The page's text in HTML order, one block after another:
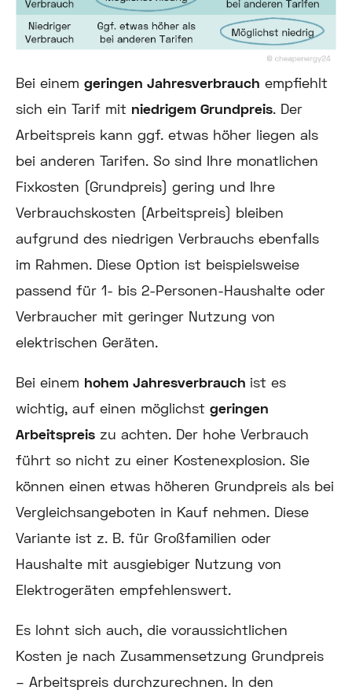
Bei einem geringen Jahresverbrauch empfiehlt
sich ein Tarif mit niedrigem Grundpreis. Der
Arbeitspreis kann ggf. etwas höher liegen als
bei anderen Tarifen. So sind Ihre monatlichen
Fixkosten (Grundpreis) gering und Ihre
Verbrauchskosten (Arbeitspreis) bleiben
aufgrund des niedrigen Verbrauchs ebenfalls
im Rahmen. Diese Option ist beispielsweise
passend für 1- bis 2-Personen-Haushalte oder
Verbraucher mit geringer Nutzung von
elektrischen Geräten.
Bei einem hohem Jahresverbrauch ist es
wichtig, auf einen möglichst geringen
Arbeitspreis zu achten. Der hohe Verbrauch
führt so nicht zu einer Kostenexplosion. Sie
können einen etwas höheren Grundpreis als bei
Vergleichsangeboten in Kauf nehmen. Diese
Variante ist z. B. für Großfamilien oder
Haushalte mit ausgiebiger Nutzung von
Elektrogeräten empfehlenswert.
Es lohnt sich auch, die voraussichtlichen
Kosten je nach Zusammensetzung Grundpreis
– Arbeitspreis durchzurechnen. In den